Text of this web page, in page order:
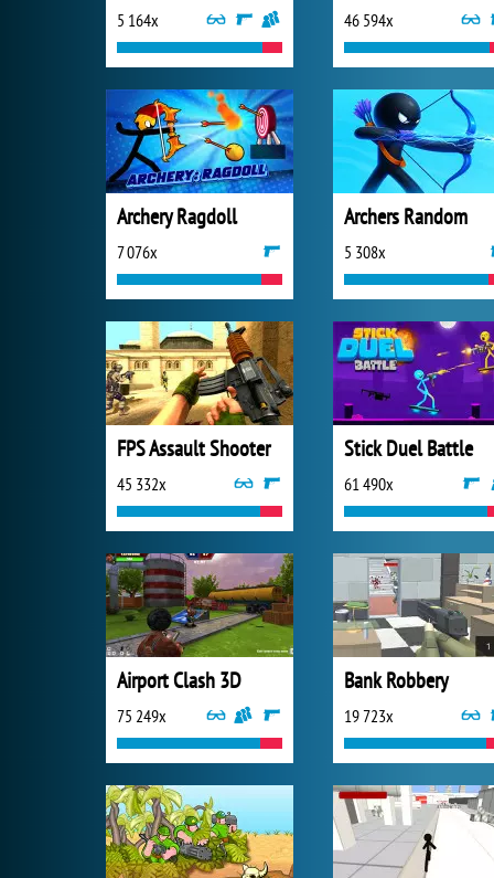
5 164x 46 594x
Archery Ragdoll
7 076x
Archers Random
5 308x
FPS Assault Shooter
45 332x
Stick Duel Battle
61 490x
Airport Clash 3D
75 249x
Bank Robbery
19 723x